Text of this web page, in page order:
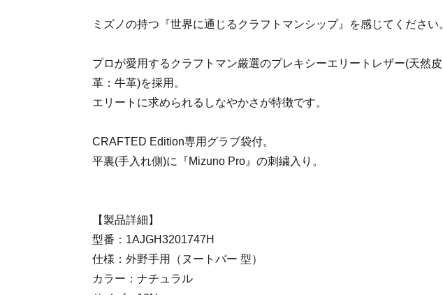
ミズノの持つ『世界に通じるクラフトマンシップ』を感じてください
プロが愛用するクラフトマン厳選のプレキシーエリートレザー(天然皮
革：牛革)を採用。
エリートに求められるしなやかさが特徴です。
CRAFTED Edition専用グラブ袋付。
平裏(手入れ側)に『Mizuno Pro』の刺繍入り。
【製品詳細】
型番：1AJGH3201747H
仕様：外野手用（ヌートバー 型）
カラー：ナチュラル